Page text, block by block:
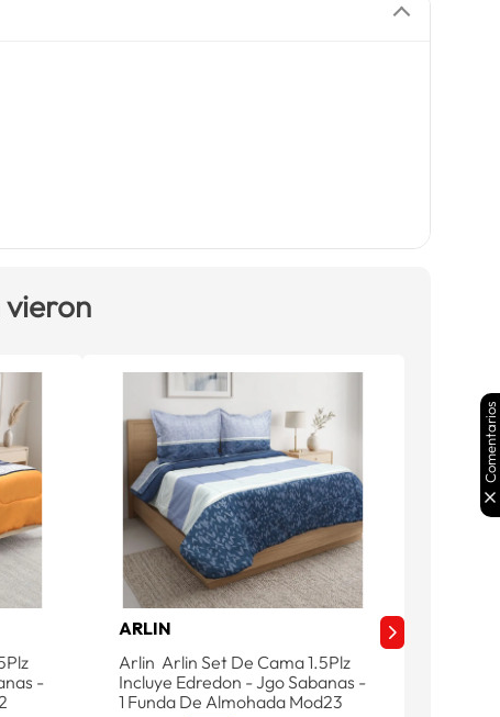
vieron
-
ARLIN
Arlin Arlin Set De Cama 1.5Plz
Incluye Edredon - Jgo Sabanas -
1 Funda De Almohada Mod23
Comentarios